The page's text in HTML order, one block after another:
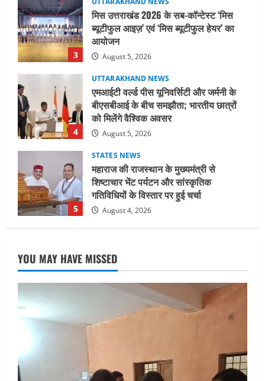
4
UTTARAKHAND NEWS
एमआईटी वर्ल्ड पीस यूनिवर्सिटी और जर्मनी के
बीएसबीआई के बीच समझौता; भारतीय छात्रों
को मिलेंगे वैश्विक अवसर
August 5, 2026
5
STATES NEWS
महाराज की राजस्थान के मुख्यमंत्री से
शिष्टाचार भेंट पर्यटन और सांस्कृतिक
गतिविधियों के विस्तार पर हुई चर्चा
August 4, 2026
1
UTTARAKHAND NEWS
जिलाधिकारी/जिला निर्वाचन अधिकारी ने
सहसपुर विधानसभा क्षेत्र के पोलिंग बूथों का
निरीक्षण कर एसआईआर आपत्ति निस्तारण
शिविर की व्यवस्थाओं का लिया जायजा
तीलू रौतेली पुरस्कार के लिए 13 वीरांगनाओं का
चयन : रेखा आर्या
August 6, 2026
3
UTTARAKHAND NEWS
मिस उत्तराखंड 2026 के सब-कॉन्टेस्ट ‘मिस
August 5, 2026
YOU MAY HAVE MISSED